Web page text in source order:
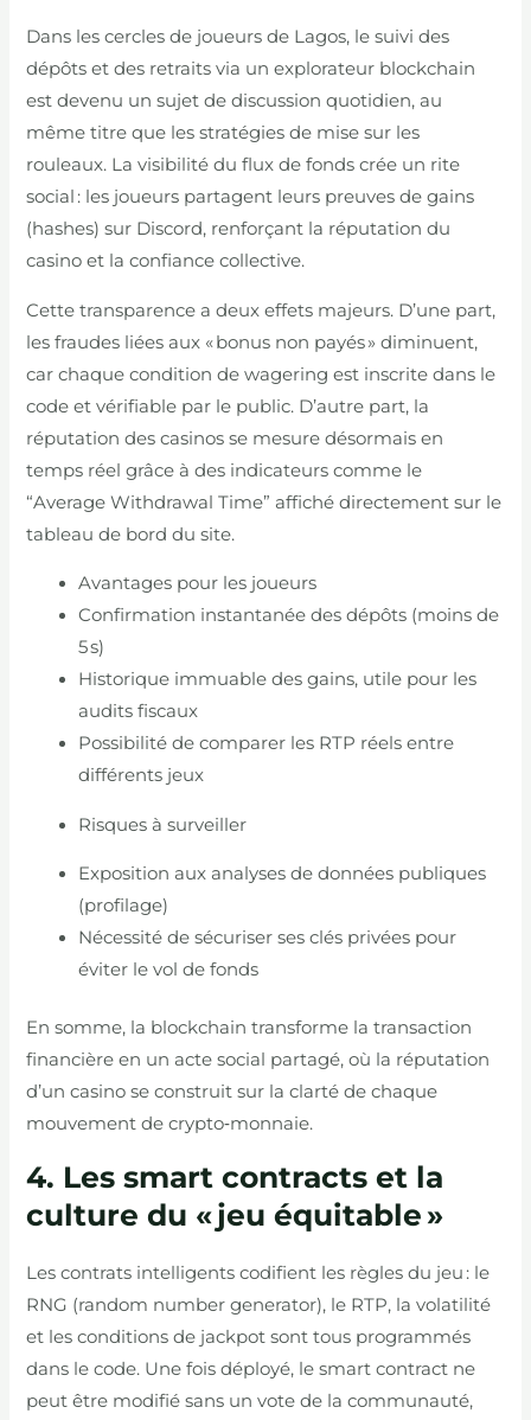
Dans les cercles de joueurs de Lagos, le suivi des
dépôts et des retraits via un explorateur blockchain
est devenu un sujet de discussion quotidien, au
même titre que les stratégies de mise sur les
rouleaux. La visibilité du flux de fonds crée un rite
social : les joueurs partagent leurs preuves de gains
(hashes) sur Discord, renforçant la réputation du
casino et la confiance collective.
Cette transparence a deux effets majeurs. D’une part,
les fraudes liées aux « bonus non payés » diminuent,
car chaque condition de wagering est inscrite dans le
code et vérifiable par le public. D’autre part, la
réputation des casinos se mesure désormais en
temps réel grâce à des indicateurs comme le
“Average Withdrawal Time” affiché directement sur le
tableau de bord du site.
Avantages pour les joueurs
Confirmation instantanée des dépôts (moins de
5 s)
Historique immuable des gains, utile pour les
audits fiscaux
Possibilité de comparer les RTP réels entre
différents jeux
Risques à surveiller
Exposition aux analyses de données publiques
(profilage)
Nécessité de sécuriser ses clés privées pour
éviter le vol de fonds
En somme, la blockchain transforme la transaction
financière en un acte social partagé, où la réputation
d’un casino se construit sur la clarté de chaque
mouvement de crypto‑monnaie.
4. Les smart contracts et la
culture du « jeu équitable »
Les contrats intelligents codifient les règles du jeu : le
RNG (random number generator), le RTP, la volatilité
et les conditions de jackpot sont tous programmés
dans le code. Une fois déployé, le smart contract ne
peut être modifié sans un vote de la communauté,